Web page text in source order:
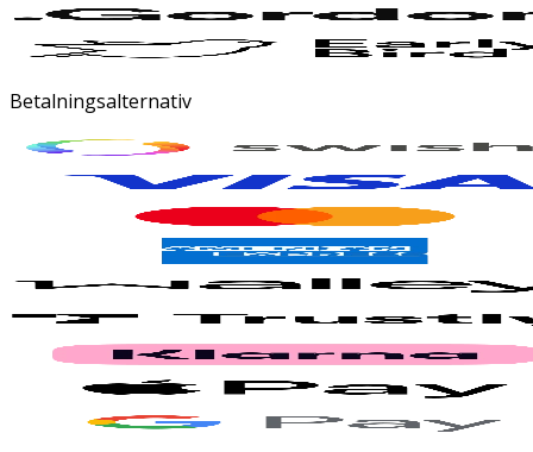
Betalningsalternativ